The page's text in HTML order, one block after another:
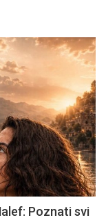
Poznati svi